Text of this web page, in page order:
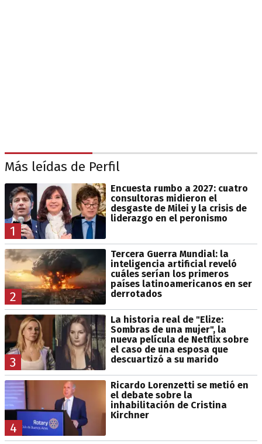
Más leídas de Perfil
1
Encuesta rumbo a 2027: cuatro
consultoras midieron el
desgaste de Milei y la crisis de
liderazgo en el peronismo
2
Tercera Guerra Mundial: la
inteligencia artificial reveló
cuáles serían los primeros
países latinoamericanos en ser
derrotados
3
La historia real de "Elize:
Sombras de una mujer", la
nueva película de Netflix sobre
el caso de una esposa que
descuartizó a su marido
4
Ricardo Lorenzetti se metió en
el debate sobre la
inhabilitación de Cristina
Kirchner